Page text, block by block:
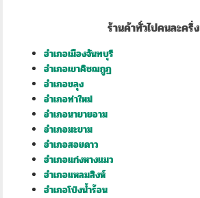
ร้านค้าทั่วไปคนละครึ่ง
อำเภอเมืองจันทบุรี
อำเภอเขาคิชฌกูฏ
อำเภอขลุง
อำเภอท่าใหม่
อำเภอนายายอาม
อำเภอมะขาม
อำเภอสอยดาว
อำเภอแก่งหางแมว
อำเภอแหลมสิงห์
อำเภอโป่งน้ำร้อน